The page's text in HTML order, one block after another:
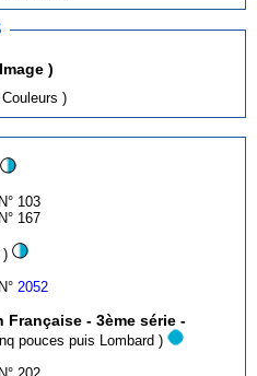
)
Couleurs )
)
• En 1992 : Publication dans les N° 103
• En 1998 : Publication dans les N° 167
(Dupuis )
2052
- 3ème série -
(EDI-Monde, Iiford, Cinq pouces puis Lombard )